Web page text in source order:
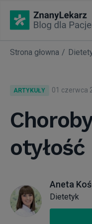
KATEGORIE
Nasze akcje
Nowości w
Okiem eksperta
Warto
Strona głowna
ARTYKUŁY 01 czerwca
otyłość
Aneta
Dietetyk